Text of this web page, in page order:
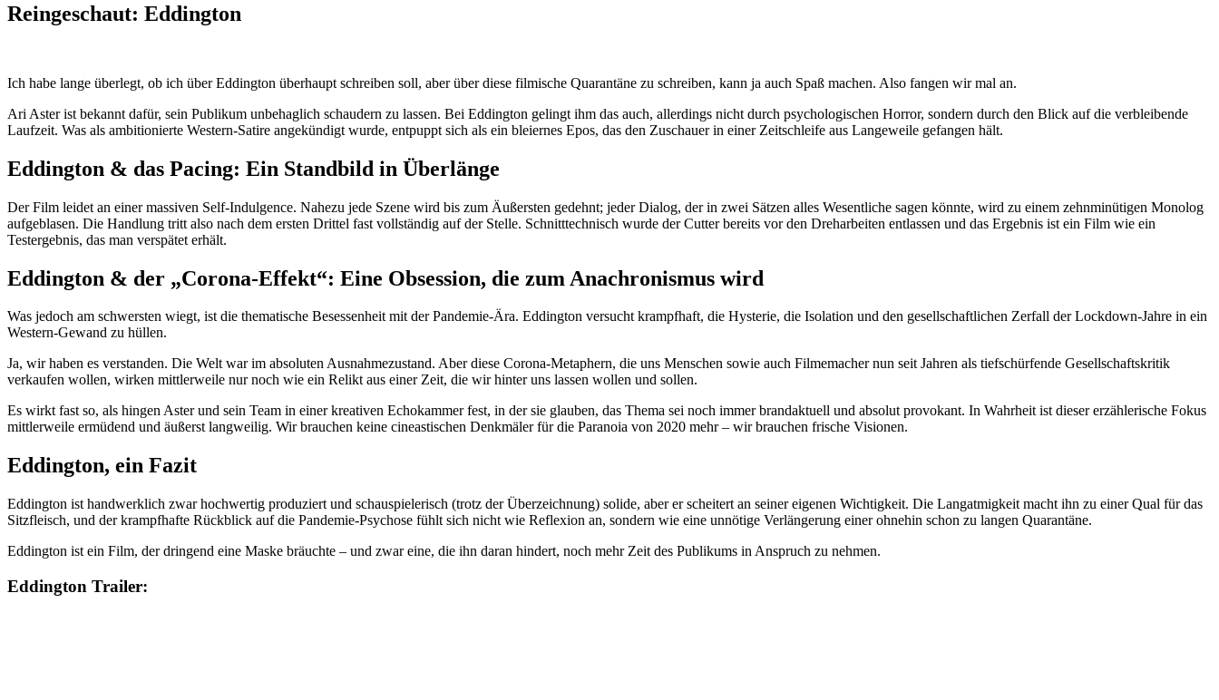
Reingeschaut: Eddington
Ich habe lange überlegt, ob ich über Eddington überhaupt schreiben soll, aber über diese filmische Quarantäne zu schreiben, kann ja auch Spaß machen. Also fangen wir mal an.
Ari Aster ist bekannt dafür, sein Publikum unbehaglich schaudern zu lassen. Bei Eddington gelingt ihm das auch, allerdings nicht durch psychologischen Horror, sondern durch den Blick auf die verbleibende
Laufzeit. Was als ambitionierte Western-Satire angekündigt wurde, entpuppt sich als ein bleiernes Epos, das den Zuschauer in einer Zeitschleife aus Langeweile gefangen hält.
Eddington & das Pacing: Ein Standbild in Überlänge
Der Film leidet an einer massiven Self-Indulgence. Nahezu jede Szene wird bis zum Äußersten gedehnt; jeder Dialog, der in zwei Sätzen alles Wesentliche sagen könnte, wird zu einem zehnminütigen Monolog
aufgeblasen. Die Handlung tritt also nach dem ersten Drittel fast vollständig auf der Stelle. Schnitttechnisch wurde der Cutter bereits vor den Dreharbeiten entlassen und das Ergebnis ist ein Film wie ein
Testergebnis, das man verspätet erhält.
Eddington & der „Corona-Effekt“: Eine Obsession, die zum Anachronismus wird
Was jedoch am schwersten wiegt, ist die thematische Besessenheit mit der Pandemie-Ära. Eddington versucht krampfhaft, die Hysterie, die Isolation und den gesellschaftlichen Zerfall der Lockdown-Jahre in ein
Western-Gewand zu hüllen.
Ja, wir haben es verstanden. Die Welt war im absoluten Ausnahmezustand. Aber diese Corona-Metaphern, die uns Menschen sowie auch Filmemacher nun seit Jahren als tiefschürfende Gesellschaftskritik
verkaufen wollen, wirken mittlerweile nur noch wie ein Relikt aus einer Zeit, die wir hinter uns lassen wollen und sollen.
Es wirkt fast so, als hingen Aster und sein Team in einer kreativen Echokammer fest, in der sie glauben, das Thema sei noch immer brandaktuell und absolut provokant. In Wahrheit ist dieser erzählerische Fokus
mittlerweile ermüdend und äußerst langweilig. Wir brauchen keine cineastischen Denkmäler für die Paranoia von 2020 mehr – wir brauchen frische Visionen.
Eddington, ein Fazit
Eddington ist handwerklich zwar hochwertig produziert und schauspielerisch (trotz der Überzeichnung) solide, aber er scheitert an seiner eigenen Wichtigkeit. Die Langatmigkeit macht ihn zu einer Qual für das
Sitzfleisch, und der krampfhafte Rückblick auf die Pandemie-Psychose fühlt sich nicht wie Reflexion an, sondern wie eine unnötige Verlängerung einer ohnehin schon zu langen Quarantäne.
Eddington ist ein Film, der dringend eine Maske bräuchte – und zwar eine, die ihn daran hindert, noch mehr Zeit des Publikums in Anspruch zu nehmen.
Eddington Trailer: